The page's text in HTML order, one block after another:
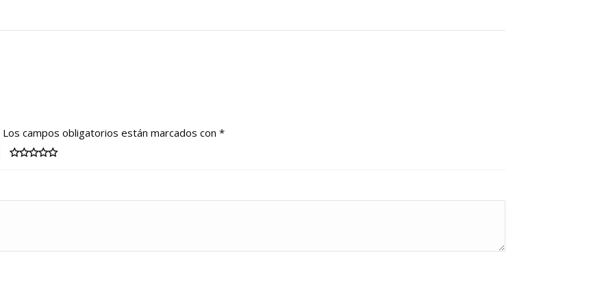
Los campos obligatorios están marcados con *